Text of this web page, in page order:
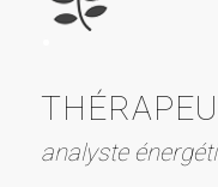
analyste